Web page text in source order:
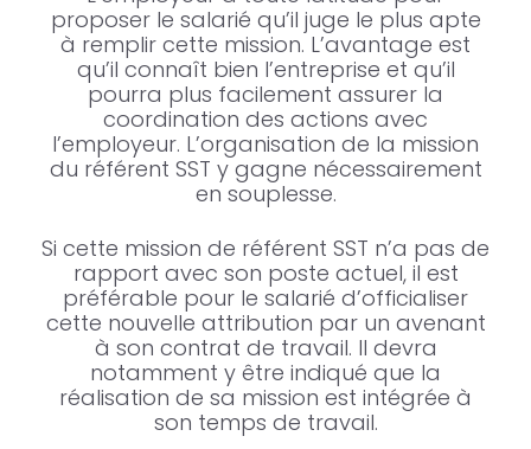
proposer le salarié qu’il juge le plus apte
à remplir cette mission. L’avantage est
qu’il connaît bien l’entreprise et qu’il
pourra plus facilement assurer la
coordination des actions avec
l’employeur. L’organisation de la mission
du référent SST y gagne nécessairement
en souplesse.
Si cette mission de référent SST n’a pas de
rapport avec son poste actuel, il est
préférable pour le salarié d’officialiser
cette nouvelle attribution par un avenant
à son contrat de travail. Il devra
notamment y être indiqué que la
réalisation de sa mission est intégrée à
son temps de travail.